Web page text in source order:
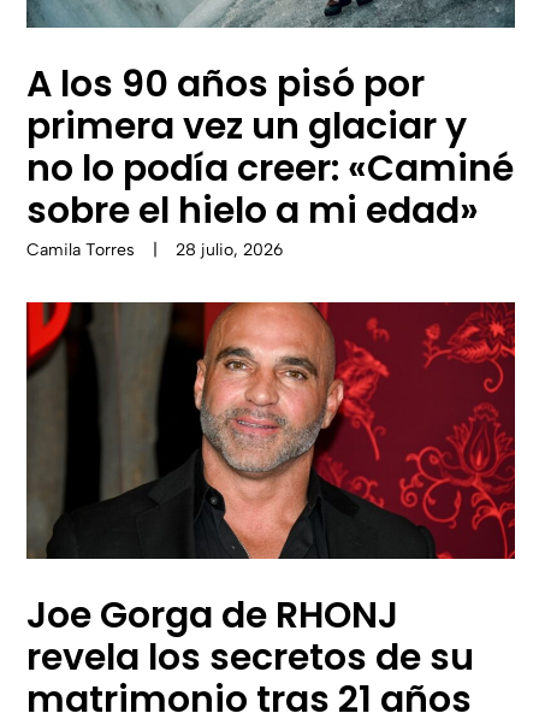
A los 90 años pisó por
primera vez un glaciar y
no lo podía creer: «Caminé
sobre el hielo a mi edad»
Camila Torres 28 julio, 2026
Joe Gorga de RHONJ
revela los secretos de su
matrimonio tras 21 años